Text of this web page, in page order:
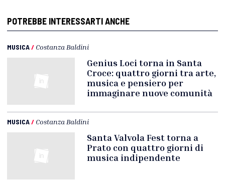
POTREBBE INTERESSARTI ANCHE
MUSICA/ Costanza Baldini
Genius Loci torna in Santa
Croce: quattro giorni tra arte,
musica e pensiero per
immaginare nuove comunità
MUSICA/ Costanza Baldini
Santa Valvola Fest torna a
Prato con quattro giorni di
musica indipendente